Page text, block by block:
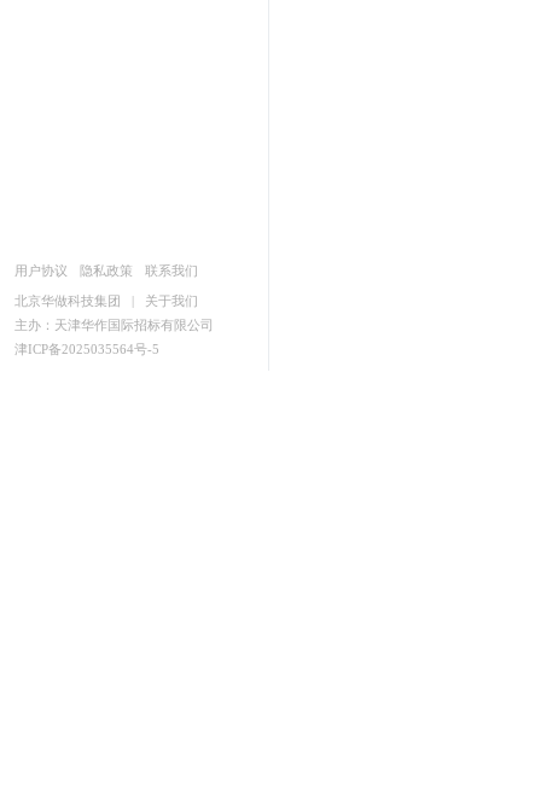
用户协议 隐私政策 联系我们
北京华做科技集团 |
关于我们
主办：天津华作国际招标有限公司
津ICP备2025035564号-5